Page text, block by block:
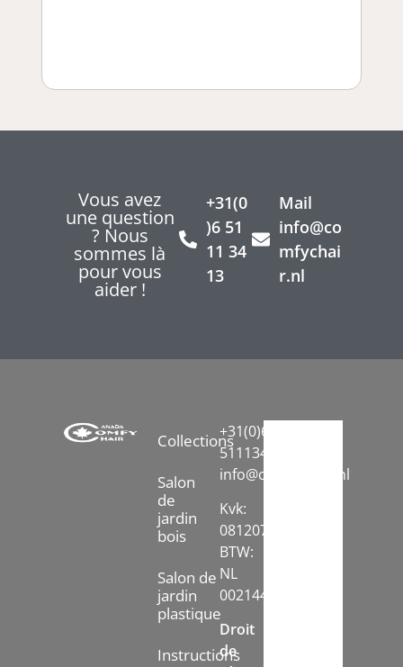
Vous avez
une question
? Nous
sommes là
pour vous
aider !
+31(0
)6 51
11 34
13
Mail
info@co
mfychai
r.nl
Collections
Salon
de
jardin
bois
Salon de
jardin
plastique
Instructions
+31(0)6-
51113413
info@comfychair.nl
Kvk:
08120742
BTW:
NL
002144778B71
Droit
de